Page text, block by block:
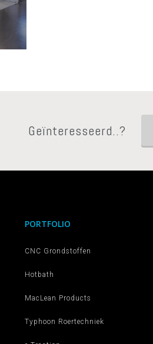
Geïnteresseerd..?
PORTFOLIO
CNC Grondstoffen
Hotbath
MacLean Products
Typhoon Roertechniek